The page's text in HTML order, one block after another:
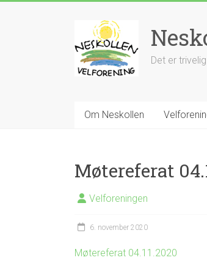
Det er
Om Neskollen
Møtereferat
Velforeningen
6. november 2020
Møtereferat 04.11.2020